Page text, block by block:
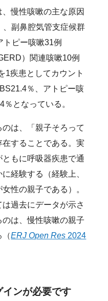
慢性咳嗽の主な原因
副鼻腔気管支症候群
トピー咳嗽31例
）関連咳嗽10例
1疾患としてカウント
％、アトピー咳
となっている。
は、「親子そろって
することである。実
もに呼吸器疾患で通
経験する（経験上、
性の親子である）。
過去にデータが示さ
は、慢性咳嗽の親子
（ERJ Open Res 2024
ンが必要です